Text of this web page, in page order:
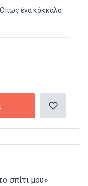
Όπως ένα κόκκαλο
σπίτι μου»